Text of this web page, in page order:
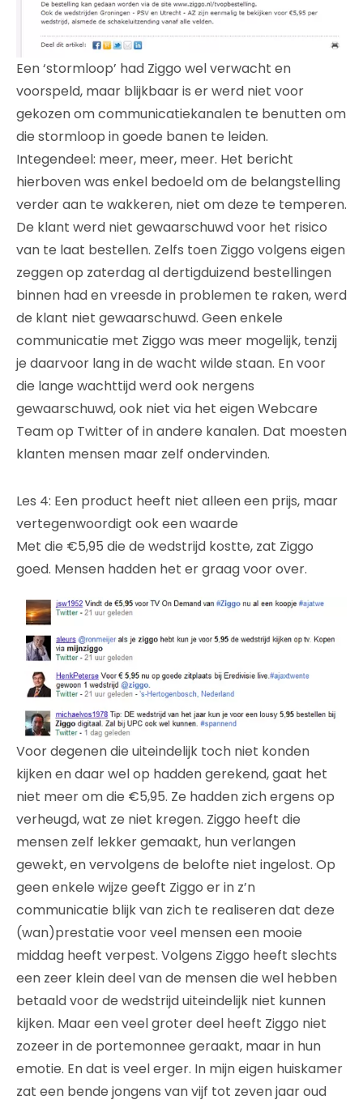
Een ‘stormloop’ had Ziggo wel verwacht en
voorspeld, maar blijkbaar is er werd niet voor
gekozen om communicatiekanalen te benutten om
die stormloop in goede banen te leiden.
Integendeel: meer, meer, meer. Het bericht
hierboven was enkel bedoeld om de belangstelling
verder aan te wakkeren, niet om deze te temperen.
De klant werd niet gewaarschuwd voor het risico
van te laat bestellen. Zelfs toen Ziggo volgens eigen
zeggen op zaterdag al dertigduizend bestellingen
binnen had en vreesde in problemen te raken, werd
de klant niet gewaarschuwd. Geen enkele
communicatie met Ziggo was meer mogelijk, tenzij
je daarvoor lang in de wacht wilde staan. En voor
die lange wachttijd werd ook nergens
gewaarschuwd, ook niet via het eigen Webcare
Team op Twitter of in andere kanalen. Dat moesten
klanten mensen maar zelf ondervinden.
Les 4: Een product heeft niet alleen een prijs, maar
vertegenwoordigt ook een waarde
Met die €5,95 die de wedstrijd kostte, zat Ziggo
goed. Mensen hadden het er graag voor over.
Voor degenen die uiteindelijk toch niet konden
kijken en daar wel op hadden gerekend, gaat het
niet meer om die €5,95. Ze hadden zich ergens op
verheugd, wat ze niet kregen. Ziggo heeft die
mensen zelf lekker gemaakt, hun verlangen
gewekt, en vervolgens de belofte niet ingelost. Op
geen enkele wijze geeft Ziggo er in z’n
communicatie blijk van zich te realiseren dat deze
(wan)prestatie voor veel mensen een mooie
middag heeft verpest. Volgens Ziggo heeft slechts
een zeer klein deel van de mensen die wel hebben
betaald voor de wedstrijd uiteindelijk niet kunnen
kijken. Maar een veel groter deel heeft Ziggo niet
zozeer in de portemonnee geraakt, maar in hun
emotie. En dat is veel erger. In mijn eigen huiskamer
zat een bende jongens van vijf tot zeven jaar oud